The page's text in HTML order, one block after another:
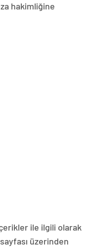
hakimliğine
ile ilgili olarak
üzerinden